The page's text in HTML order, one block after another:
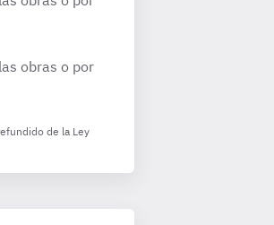
obras o por
de la Ley